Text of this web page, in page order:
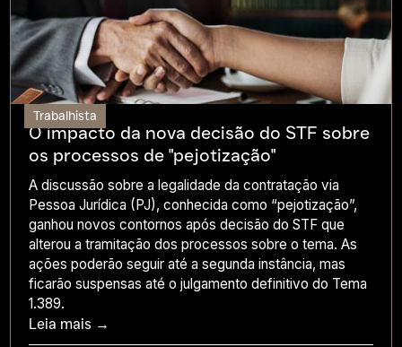
Trabalhista
O impacto da nova decisão do STF sobre
os processos de "pejotização"
A discussão sobre a legalidade da contratação via
Pessoa Jurídica (PJ), conhecida como “pejotização”,
ganhou novos contornos após decisão do STF que
alterou a tramitação dos processos sobre o tema. As
ações poderão seguir até a segunda instância, mas
ficarão suspensas até o julgamento definitivo do Tema
1.389.
Leia mais →